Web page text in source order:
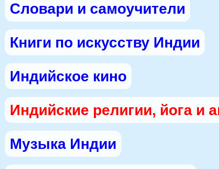
Словари и самоучители
Книги по искусству Индии
Индийское кино
Индийские религии, йога и
Музыка Индии